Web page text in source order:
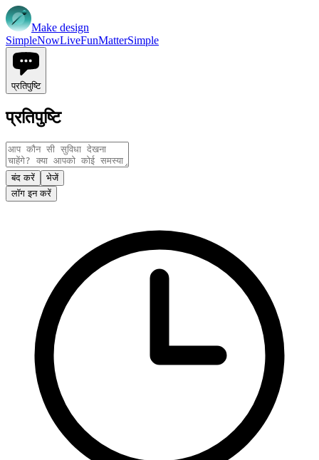
Make design
SimpleNowLiveFunMatterSimple
प्रतिपुष्टि
प्रतिपुष्टि
बंद करें
भेजें
लॉग इन करें